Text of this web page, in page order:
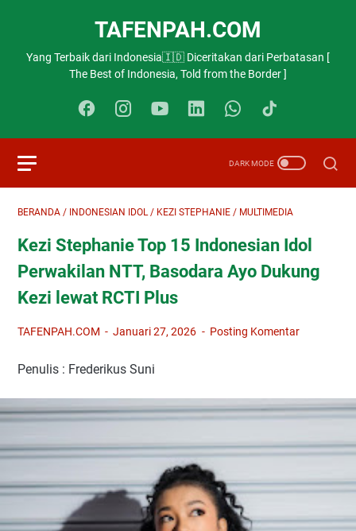
TAFENPAH.COM
Yang Terbaik dari Indonesia🇮🇩 Diceritakan dari Perbatasan [
The Best of Indonesia, Told from the Border ]
BERANDA / INDONESIAN IDOL / KEZI STEPHANIE / MULTIMEDIA
Kezi Stephanie Top 15 Indonesian Idol
Perwakilan NTT, Basodara Ayo Dukung
Kezi lewat RCTI Plus
TAFENPAH.COM Januari 27, 2026 Posting Komentar
Penulis : Frederikus Suni